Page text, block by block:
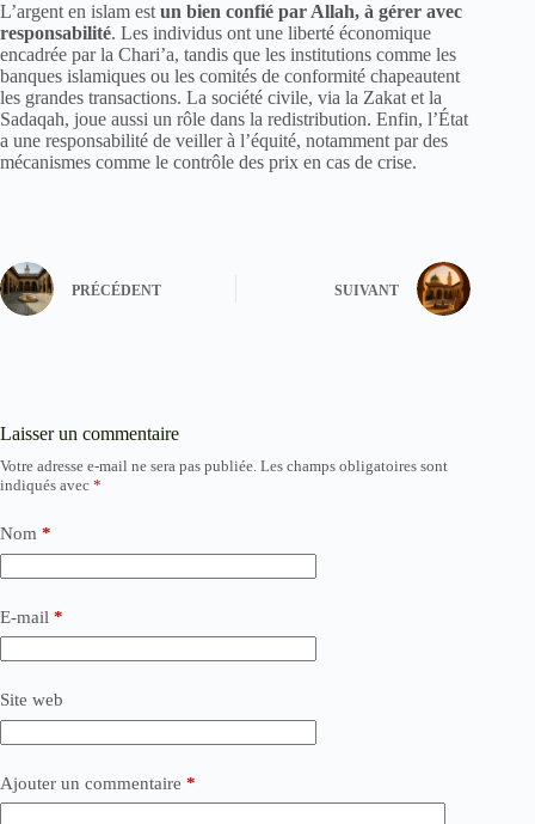
L’argent en islam est un bien confié par Allah, à gérer avec
responsabilité. Les individus ont une liberté économique
encadrée par la Chari’a, tandis que les institutions comme les
banques islamiques ou les comités de conformité chapeautent
les grandes transactions. La société civile, via la Zakat et la
Sadaqah, joue aussi un rôle dans la redistribution. Enfin, l’État
a une responsabilité de veiller à l’équité, notamment par des
mécanismes comme le contrôle des prix en cas de crise.
PRÉCÉDENT SUIVANT
Laisser un commentaire
Votre adresse e-mail ne sera pas publiée. Les champs obligatoires sont
indiqués avec *
Nom *
E-mail *
Site web
Ajouter un commentaire *